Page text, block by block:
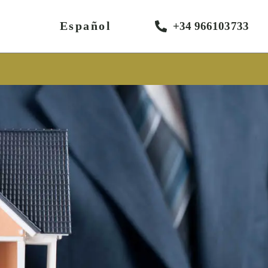
Español +34 966103733